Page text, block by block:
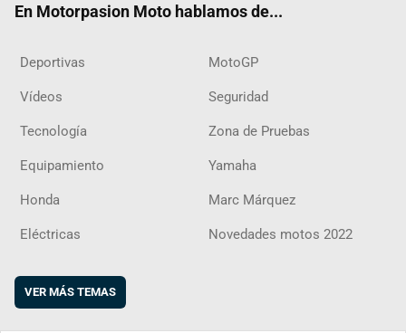
En Motorpasion Moto hablamos de...
Deportivas MotoGP
Vídeos Seguridad
Tecnología Zona de Pruebas
Equipamiento Yamaha
Honda Marc Márquez
Eléctricas Novedades motos 2022
VER MÁS TEMAS